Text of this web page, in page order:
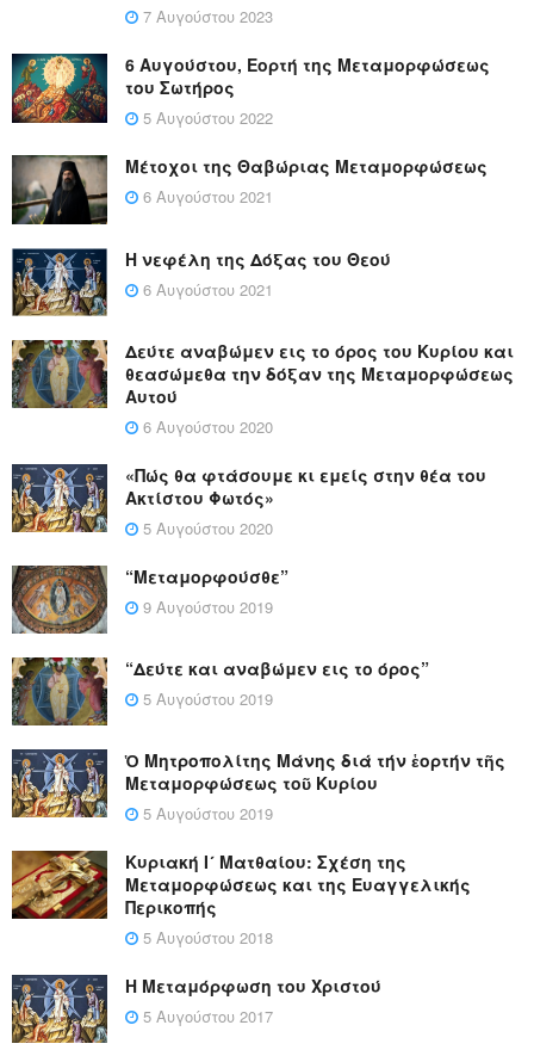
7 Αυγούστου 2023
6 Αυγούστου, Εορτή της Μεταμορφώσεως
του Σωτήρος
5 Αυγούστου 2022
Μέτοχοι της Θαβώριας Μεταμορφώσεως
6 Αυγούστου 2021
Η νεφέλη της Δόξας του Θεού
6 Αυγούστου 2021
Δεύτε αναβώμεν εις το όρος του Κυρίου και
θεασώμεθα την δόξαν της Μεταμορφώσεως
Αυτού
6 Αυγούστου 2020
«Πώς θα φτάσουμε κι εμείς στην θέα του
Ακτίστου Φωτός»
5 Αυγούστου 2020
“Μεταμορφούσθε”
9 Αυγούστου 2019
“Δεύτε και αναβώμεν εις το όρος”
5 Αυγούστου 2019
Ὁ Μητροπολίτης Μάνης διά τήν ἑορτήν τῆς
Μεταμορφώσεως τοῦ Κυρίου
5 Αυγούστου 2019
Κυριακή Ι´ Ματθαίου: Σχέση της
Μεταμορφώσεως και της Ευαγγελικής
Περικοπής
5 Αυγούστου 2018
Η Μεταμόρφωση του Χριστού
5 Αυγούστου 2017